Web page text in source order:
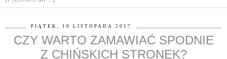
PIĄTEK, 10 LISTOPADA 2017
CZY WARTO ZAMAWIAĆ SPODNIE
Z CHIŃSKICH STRONEK?